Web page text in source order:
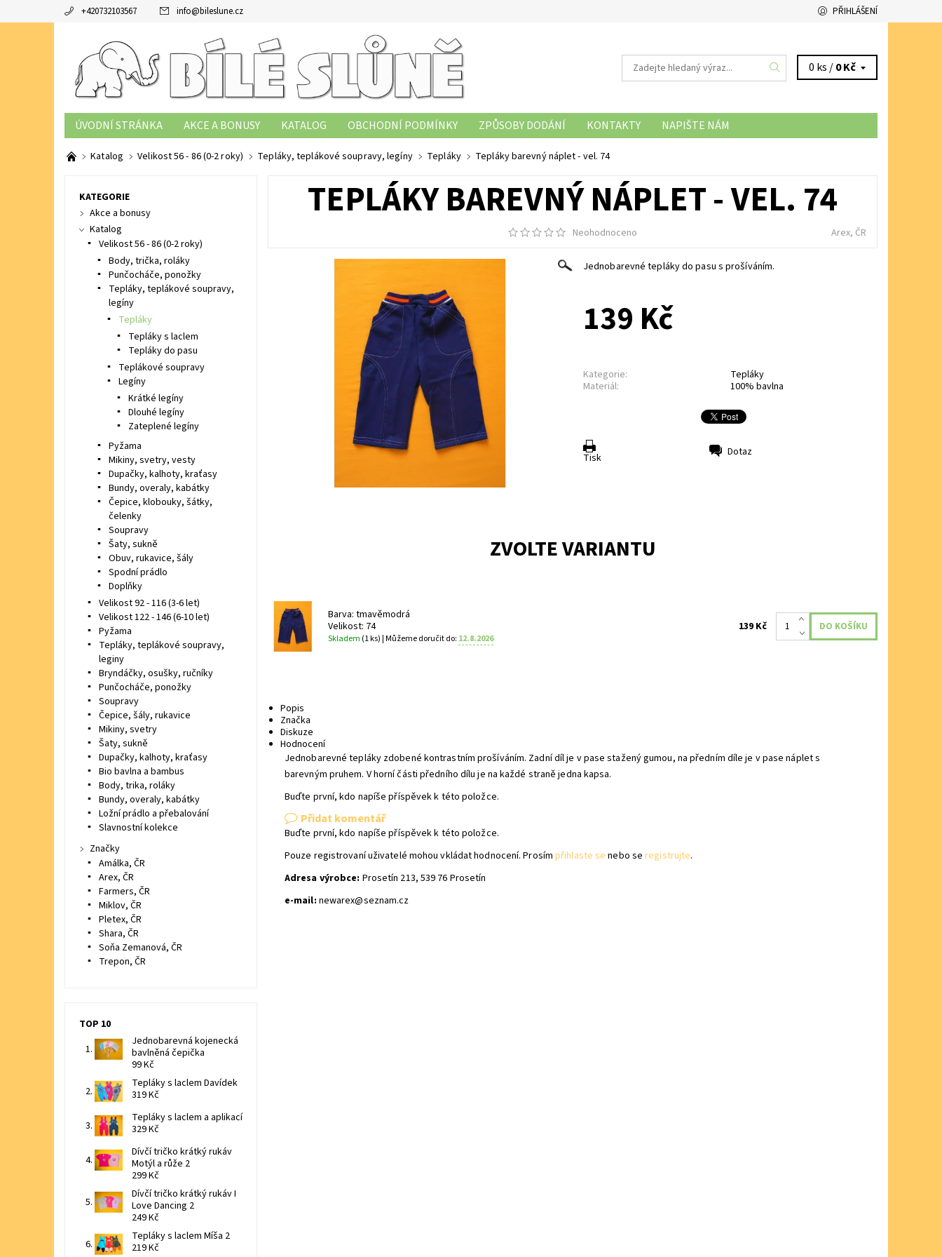
+420732103567 info@bileslune.cz PŘIHLÁŠENÍ
0 ks /0 Kč
ÚVODNÍ STRÁNKA AKCE A BONUSY KATALOG OBCHODNÍ PODMÍNKY ZPŮSOBY DODÁNÍ KONTAKTY
NAPIŠTE NÁM
TABULKY VELIKOSTÍ
PODMÍNKY OCHRANY OSOBNÍCH ÚDAJŮ HODNOCENÍ OBCHODU ZÁSADY POUŽÍVÁNÍ SOUBORŮ COOKIES
Katalog Velikost 56 - 86 (0-2 roky) Tepláky, teplákové soupravy, legíny Tepláky Tepláky barevný náplet - vel. 74
TEPLÁKY BAREVNÝ NÁPLET - VEL. 74
Neohodnoceno Arex, ČR
Jednobarevné tepláky do pasu s prošíváním.
139 Kč
Kategorie:
Tepláky
Materiál:
100% bavlna
Tisk Dotaz
ZVOLTE VARIANTU
Barva: tmavěmodrá
Velikost: 74
Skladem (1 ks)| Můžeme doručit do: 12.8.2026
139 Kč
Popis
Značka
Diskuze
Hodnocení
Jednobarevné tepláky zdobené kontrastním prošíváním. Zadní díl je v pase stažený gumou, na předním díle je v pase náplet s
barevným pruhem. V horní části předního dílu je na každé straně jedna kapsa.
Buďte první, kdo napíše příspěvek k této položce.
Přidat komentář
Buďte první, kdo napíše příspěvek k této položce.
Pouze registrovaní uživatelé mohou vkládat hodnocení. Prosímpřihlaste se nebo seregistrujte.
Adresa výrobce: Prosetín 213, 539 76 Prosetín
e-mail: newarex@seznam.cz
KATEGORIE
Akce a bonusy
Katalog
Velikost 56 - 86 (0-2 roky)
Body, trička, roláky
Punčocháče, ponožky
Tepláky, teplákové soupravy,
legíny
Tepláky
Tepláky s laclem
Tepláky do pasu
Teplákové soupravy
Legíny
Krátké legíny
Dlouhé legíny
Zateplené legíny
Pyžama
Mikiny, svetry, vesty
Dupačky, kalhoty, kraťasy
Bundy, overaly, kabátky
Čepice, klobouky, šátky,
čelenky
Soupravy
Šaty, sukně
Obuv, rukavice, šály
Spodní prádlo
Doplňky
Velikost 92 - 116 (3-6 let)
Velikost 122 - 146 (6-10 let)
Pyžama
Tepláky, teplákové soupravy,
leginy
Bryndáčky, osušky, ručníky
Punčocháče, ponožky
Soupravy
Čepice, šály, rukavice
Mikiny, svetry
Šaty, sukně
Dupačky, kalhoty, kraťasy
Bio bavlna a bambus
Body, trika, roláky
Bundy, overaly, kabátky
Ložní prádlo a přebalování
Slavnostní kolekce
Značky
Amálka, ČR
Arex, ČR
Farmers, ČR
Miklov, ČR
Pletex, ČR
Shara, ČR
Soňa Zemanová, ČR
Trepon, ČR
TOP 10
Jednobarevná kojenecká
bavlněná čepička
99 Kč
Tepláky s laclem Davídek
319 Kč
Tepláky s laclem a aplikací
329 Kč
Dívčí tričko krátký rukáv
Motýl a růže 2
299 Kč
Dívčí tričko krátký rukáv I
Love Dancing 2
249 Kč
Tepláky s laclem Míša 2
219 Kč